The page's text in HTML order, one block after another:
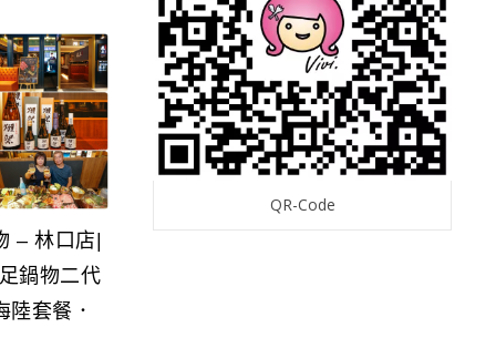
– 林口店|
鍋物二代
套餐．
QR-Code